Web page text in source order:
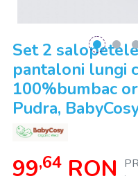
Set 2
pantaloni lungi
100%bumbac
Pudra,
99,64 RON .